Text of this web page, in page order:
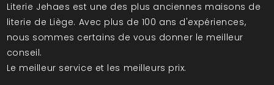
Literie Jehaes est une des plus anciennes maisons de
literie de Liège. Avec plus de 100 ans d'expériences,
nous sommes certains de vous donner le meilleur
conseil.
Le meilleur service et les meilleurs prix.